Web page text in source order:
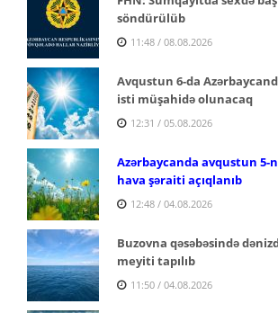
söndürülüb
11:48 / 08.08.2026
Avqustun 6-da
isti müşahidə olunacaq
12:31 / 05.08.2026
Azərbaycanda avqustun 5-
hava şəraiti açıqlanıb
12:48 / 04.08.2026
Buzovna qəsəbəsində
meyiti tapılıb
11:50 / 04.08.2026